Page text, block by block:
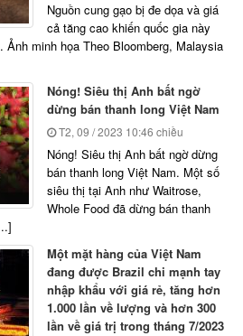
Nguồn cung gạo bị đe dọa và giá
cả tăng cao khiến quốc gia này
Ảnh minh họa Theo Bloomberg, Malaysia
Nóng! Siêu thị Anh bất ngờ
dừng bán thanh long Việt Nam
T2, 09 / 2023 10:46 chiều
Nóng! Siêu thị Anh bất ngờ dừng
bán thanh long Việt Nam. Một số
siêu thị tại Anh như Waitrose,
Whole Food đã dừng bán thanh
Một mặt hàng của Việt Nam
đang được Brazil chi mạnh tay
nhập khẩu với giá rẻ, tăng hơn
1.000 lần về lượng và hơn 300
lần về giá trị trong tháng 7/2023